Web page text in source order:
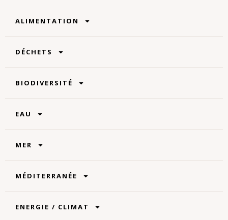
ALIMENTATION
DÉCHETS
BIODIVERSITÉ
EAU
MER
MÉDITERRANÉE
ENERGIE / CLIMAT